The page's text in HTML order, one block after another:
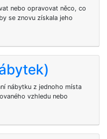
nebo opravovat něco, co
se znovu získala jeho
nábytku z jednoho místa
vzhledu nebo